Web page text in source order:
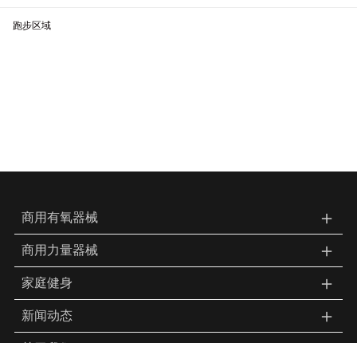
跑步区域
商用有氧器械 ＋
商用力量器械 ＋
家庭健身 ＋
新闻动态 ＋